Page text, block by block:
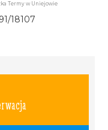
Termy w Uniejowie
91/18107